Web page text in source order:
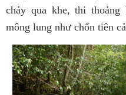
chảy qua khe, thi
mông lung như chốn tiên